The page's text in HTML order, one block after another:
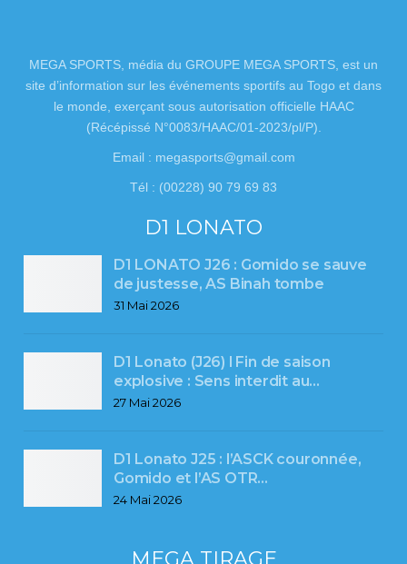
MEGA SPORTS, média du GROUPE MEGA SPORTS, est un
site d’information sur les événements sportifs au Togo et dans
le monde, exerçant sous autorisation officielle HAAC
(Récépissé N°0083/HAAC/01-2023/pl/P).
Email : megasports@gmail.com
Tél : (00228) 90 79 69 83
D1 LONATO
D1 LONATO J26 : Gomido se sauve
de justesse, AS Binah tombe
31 Mai 2026
D1 Lonato (J26) l Fin de saison
explosive : Sens interdit au…
27 Mai 2026
D1 Lonato J25 : l’ASCK couronnée,
Gomido et l’AS OTR…
24 Mai 2026
MEGA TIRAGE